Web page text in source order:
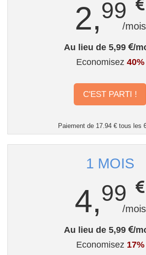
2,99
/mois
Au lieu de 5,99
/
Economisez 40%
C'EST PARTI !
Paiement de 17.94 € tous les
1 MOIS
4,99
/mois
Au lieu de 5,99
/
Economisez 17%